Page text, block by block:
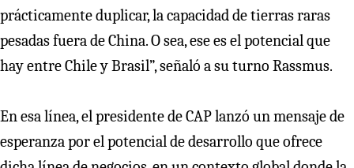
prácticamente duplicar, la capacidad de tierras raras
pesadas fuera de China. O sea, ese es el potencial que
hay entre Chile y Brasil”, señaló a su turno Rassmus.
En esa línea, el presidente de CAP lanzó un mensaje de
esperanza por el potencial de desarrollo que ofrece